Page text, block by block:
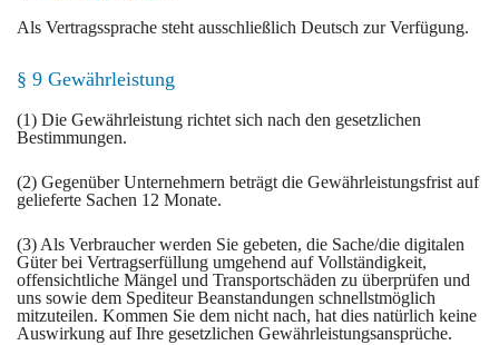
Als Vertragssprache steht ausschließlich Deutsch zur Verfügung.
§ 9 Gewährleistung
(1) Die Gewährleistung richtet sich nach den gesetzlichen
Bestimmungen.
(2) Gegenüber Unternehmern beträgt die Gewährleistungsfrist auf
gelieferte Sachen 12 Monate.
(3) Als Verbraucher werden Sie gebeten, die Sache/die digitalen
Güter bei Vertragserfüllung umgehend auf Vollständigkeit,
offensichtliche Mängel und Transportschäden zu überprüfen und
uns sowie dem Spediteur Beanstandungen schnellstmöglich
mitzuteilen. Kommen Sie dem nicht nach, hat dies natürlich keine
Auswirkung auf Ihre gesetzlichen Gewährleistungsansprüche.